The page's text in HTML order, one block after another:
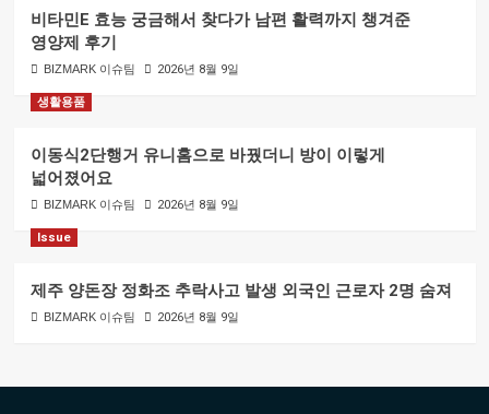
비타민E 효능 궁금해서 찾다가 남편 활력까지 챙겨준
영양제 후기
BIZMARK 이슈팀 2026년 8월 9일
생활용품
이동식2단행거 유니홈으로 바꿨더니 방이 이렇게
넓어졌어요
BIZMARK 이슈팀 2026년 8월 9일
Issue
제주 양돈장 정화조 추락사고 발생 외국인 근로자 2명 숨져
BIZMARK 이슈팀 2026년 8월 9일